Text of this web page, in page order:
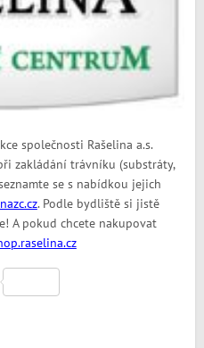
společnosti Rašelina a.s.
zakládání trávníku (substráty,
se s nabídkou jejich
. Podle bydliště si jistě
A pokud chcete nakupovat